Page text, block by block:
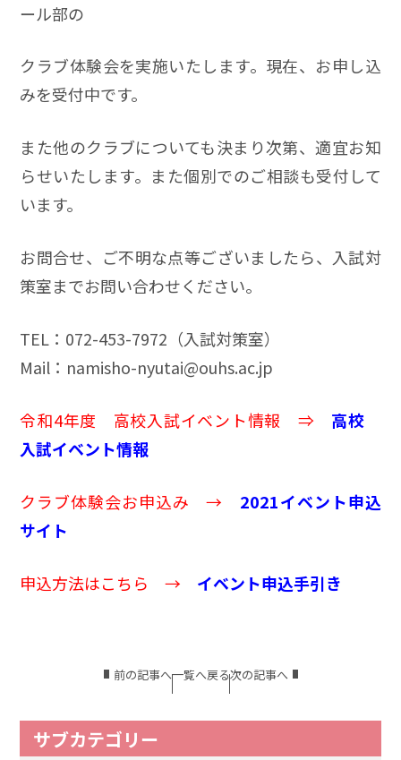
ール部の
クラブ体験会を実施いたします。現在、お申し込
みを受付中です。
また他のクラブについても決まり次第、適宜お知
らせいたします。また個別でのご相談も受付して
います。
お問合せ、ご不明な点等ございましたら、入試対
策室までお問い合わせください。
TEL：072-453-7972（入試対策室）
Mail：namisho-nyutai@ouhs.ac.jp
令和4年度 高校入試イベント情報 ⇒ 高校
入試イベント情報
クラブ体験会お申込み →
2021イベント申込
サイト
申込方法はこちら → イベント申込手引き
前の記事へ一覧へ戻る次の記事へ
サブカテゴリー